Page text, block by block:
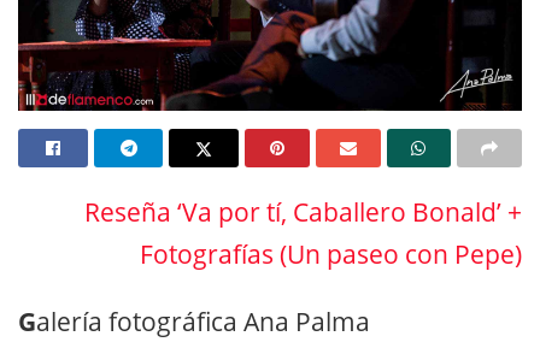
Reseña ‘Va por tí, Caballero Bonald’ +
Fotografías (Un paseo con Pepe)
Galería fotográfica Ana Palma